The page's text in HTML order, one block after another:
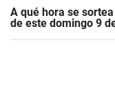
A qué hora se
de este domingo 9